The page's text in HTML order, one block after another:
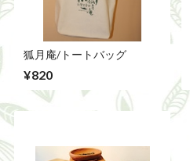
狐月庵/トートバッグ
¥820